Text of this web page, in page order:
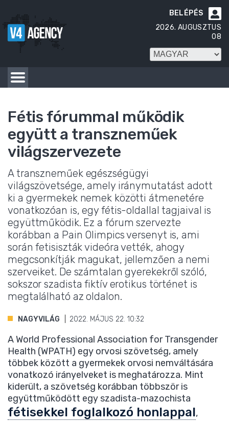

BELÉPÉS
2026. AUGUSZTUS
08
Fétis fórummal működik
együtt a transzneműek
világszervezete
A transzneműek egészségügyi
világszövetsége, amely iránymutatást adott
ki a gyermekek nemek közötti átmenetére
vonatkozóan is, egy fétis-oldallal tagjaival is
együttműködik. Ez a fórum szervezte
korábban a Pain Olimpics versenyt is, ami
során fetisiszták videóra vették, ahogy
megcsonkítják magukat, jellemzően a nemi
szerveiket. De számtalan gyerekekről szóló,
sokszor szadista fiktív erotikus történet is
megtalálható az oldalon.
NAGYVILÁG 2022. MÁJUS 22. 10:32
A World Professional Association for Transgender
Health (WPATH) egy orvosi szövetség, amely
többek között a gyermekek orvosi nemváltására
vonatkozó irányelveket is meghatározza. Mint
kiderült, a szövetség korábban többször is
együttműködött egy szadista-mazochista
fétisekkel foglalkozó honlappal,